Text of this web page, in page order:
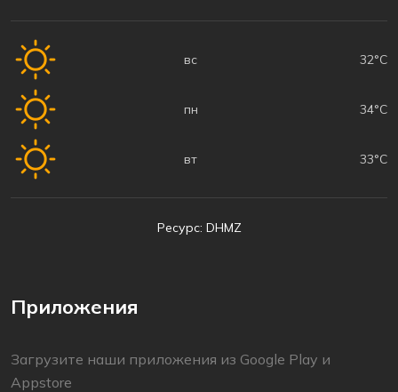
вс 32°C
пн 34°C
вт 33°C
Ресурс: DHMZ
Приложения
Загрузите наши приложения из Google Play и
Appstore